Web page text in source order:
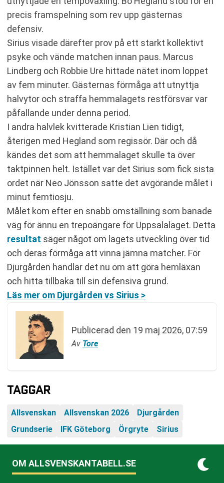
precis framspelning som rev upp gästernas
defensiv.
Sirius visade därefter prov på ett starkt kollektivt
psyke och vände matchen innan paus. Marcus
Lindberg och Robbie Ure hittade nätet inom loppet
av fem minuter. Gästernas förmåga att utnyttja
halvytor och straffa hemmalagets restförsvar var
påfallande under denna period.
I andra halvlek kvitterade Kristian Lien tidigt,
återigen med Hegland som regissör. Där och då
kändes det som att hemmalaget skulle ta över
taktpinnen helt. Istället var det Sirius som fick sista
ordet när Neo Jönsson satte det avgörande målet i
minut femtiosju.
Målet kom efter en snabb omställning som banade
väg för ännu en trepoängare för Uppsalalaget. Detta
resultat säger något om lagets utveckling över tid
och deras förmåga att vinna jämna matcher. För
Djurgården handlar det nu om att göra hemläxan
och hitta tillbaka till sin defensiva grund.
Läs mer om Djurgården vs Sirius >
Publicerad den 19 maj 2026, 07:59
Av Tore
TAGGAR
Allsvenskan Allsvenskan 2026
Djurgården
Grundserie
IFK Göteborg Örgryte Sirius
OM ALLSVENSKANTABELL.SE